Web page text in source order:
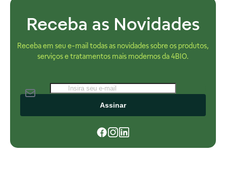
Receba as Novidades
Receba em seu e-mail todas as novidades sobre os produtos,
serviços e tratamentos mais modernos da 4BIO.
Assinar